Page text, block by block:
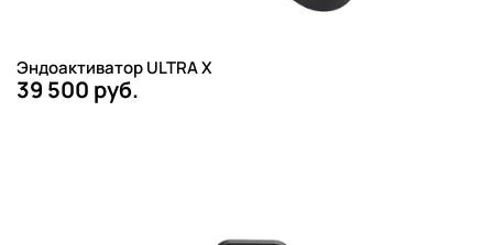
Эндоактиватор ULTRA X
39 500 руб.